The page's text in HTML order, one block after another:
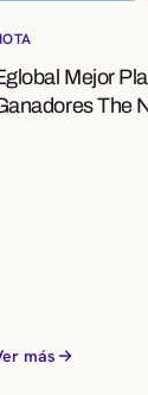
Mejor
The
más